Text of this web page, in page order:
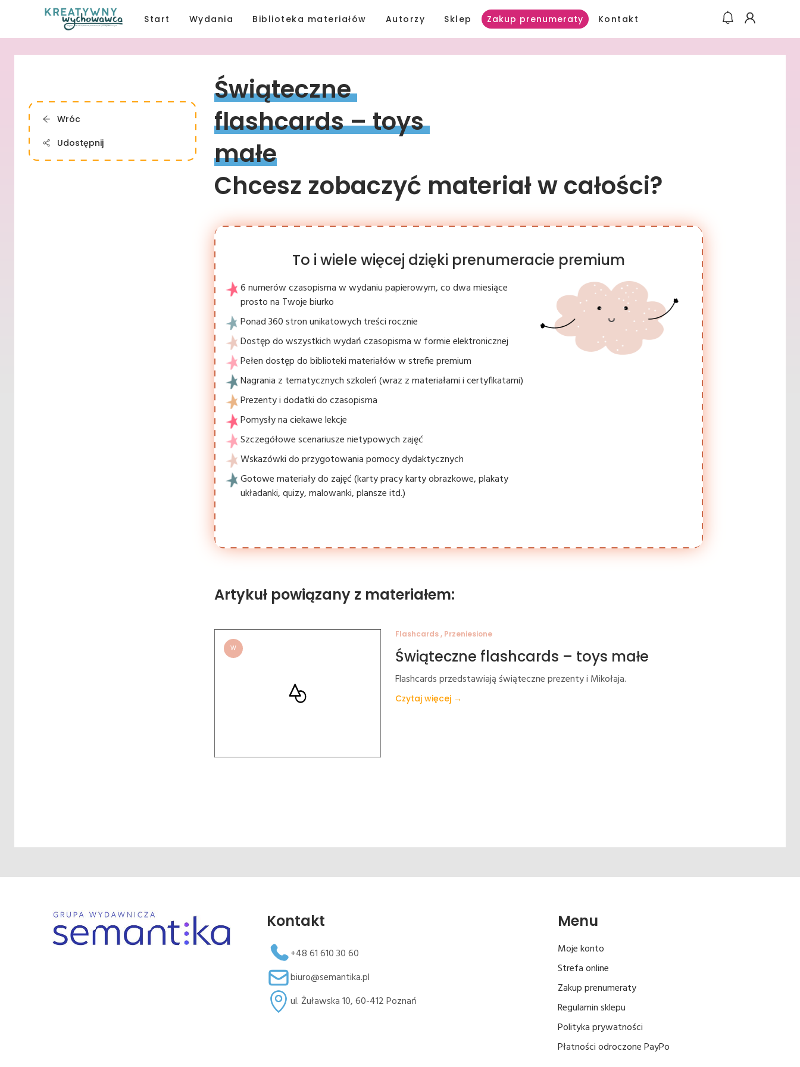
Start Wydania Biblioteka materiałów Autorzy Sklep Zakup prenumeraty Kontakt
Wróc
Udostępnij
Świąteczne
flashcards – toys
małe
Chcesz zobaczyć materiał w całości?
To i wiele więcej dzięki prenumeracie premium
6 numerów czasopisma w wydaniu papierowym, co dwa miesiące
prosto na Twoje biurko
Ponad 360 stron unikatowych treści rocznie
Dostęp do wszystkich wydań czasopisma w formie elektronicznej
Pełen dostęp do biblioteki materiałów w strefie premium
Nagrania z tematycznych szkoleń (wraz z materiałami i certyfikatami)
Prezenty i dodatki do czasopisma
Pomysły na ciekawe lekcje
Szczegółowe scenariusze nietypowych zajęć
Wskazówki do przygotowania pomocy dydaktycznych
Gotowe materiały do zajęć (karty pracy karty obrazkowe, plakaty
układanki, quizy, malowanki, plansze itd.)
Artykuł powiązany z materiałem:
W
Flashcards , Przeniesione
Świąteczne flashcards – toys małe
Flashcards przedstawiają świąteczne prezenty i Mikołaja.
Czytaj więcej →
Kontakt
+48 61 610 30 60
biuro@semantika.pl
ul. Żuławska 10, 60-412 Poznań
Menu
Moje konto
Strefa online
Zakup prenumeraty
Regulamin sklepu
Polityka prywatności
Płatności odroczone PayPo